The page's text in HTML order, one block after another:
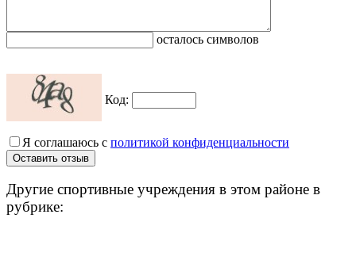
осталось символов
Код:
Я соглашаюсь с политикой конфиденциальности
Другие спортивные учреждения в этом районе в
рубрике: